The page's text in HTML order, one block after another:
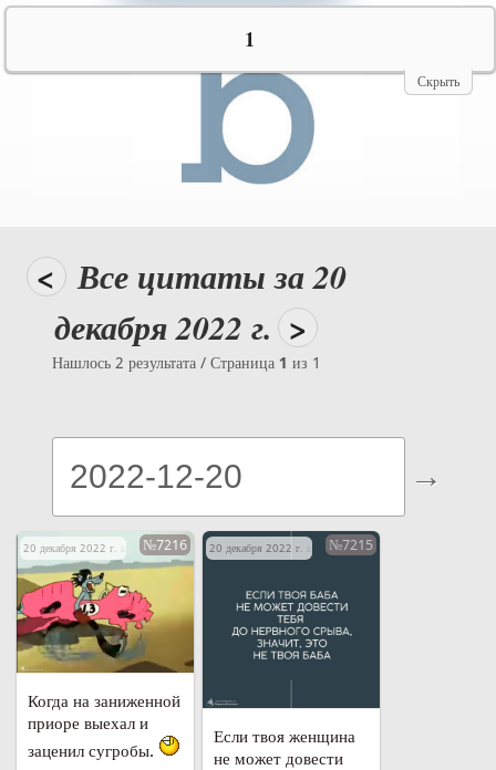
< Все цитаты за 20
декабря 2022 г. >
Нашлось 2 результата / Страница 1 из 1
20 декабря 2022 г. в 18:21№7216
Когда на заниженной
приоре выехал и
заценил сугробы.
20 декабря 2022 г. в 18:08№7215
Если твоя женщина
не может довести
Скрыть
1